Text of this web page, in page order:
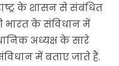
के शासन से संबंधित
भारत के संविधान में
अध्यक्ष के सारे
में बताए जाते हैं.